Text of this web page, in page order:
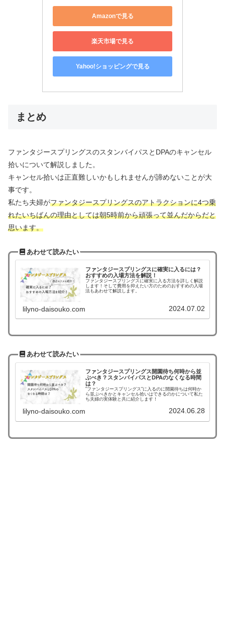
Amazonで見る
楽天市場で見る
Yahoo!ショッピングで見る
まとめ
ファンタジースプリングスのスタンバイパスとDPAのキャンセル
拾いについて解説しました。
キャンセル拾いは正直難しいかもしれませんが諦めないことが大
事です。
私たち夫婦がファンタジースプリングスのアトラクションに4つ乗
れたいちばんの理由としては朝5時前から頑張って並んだからだと
思います。
あわせて読みたい
ファンタジースプリングスに確実に入るには？
おすすめの入場方法を解説！
ファンタジースプリングスに確実に入る方法を詳しく解説
します！そして費用を抑えたい方のためのおすすめの入場
法もあわせて解説します。
lilyno-daisouko.com 2024.07.02
あわせて読みたい
ファンタジースプリングス開園待ち何時から並
ぶべき？スタンバイパスとDPAのなくなる時間
は？
"ファンタジースプリングス"に入るのに開園待ちは何時か
ら並ぶべきかとキャンセル拾いはできるのかについて私た
ち夫婦の実体験と共に紹介します！
lilyno-daisouko.com 2024.06.28